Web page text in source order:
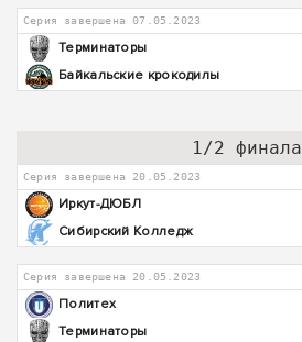
Серия завершена 07.05.2023
Терминаторы
Байкальские крокодилы
1/2 финала
Серия завершена 20.05.2023
Иркут-ДЮБЛ
Сибирский Колледж
Серия завершена 20.05.2023
Политех
Терминаторы